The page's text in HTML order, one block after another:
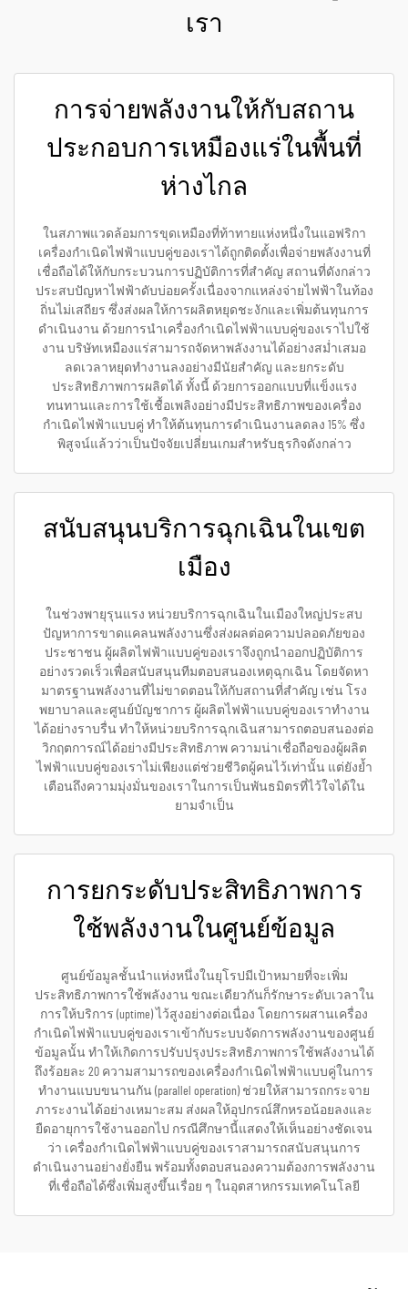
เรา
การจ่ายพลังงานให้กับสถาน
ประกอบการเหมืองแร่ในพื้นที่
ห่างไกล
ในสภาพแวดล้อมการขุดเหมืองที่ท้าทายแห่งหนึ่งในแอฟริกา
เครื่องกำเนิดไฟฟ้าแบบคู่ของเราได้ถูกติดตั้งเพื่อจ่ายพลังงานที่
เชื่อถือได้ให้กับกระบวนการปฏิบัติการที่สำคัญ สถานที่ดังกล่าว
ประสบปัญหาไฟฟ้าดับบ่อยครั้งเนื่องจากแหล่งจ่ายไฟฟ้าในท้อง
ถิ่นไม่เสถียร ซึ่งส่งผลให้การผลิตหยุดชะงักและเพิ่มต้นทุนการ
ดำเนินงาน ด้วยการนำเครื่องกำเนิดไฟฟ้าแบบคู่ของเราไปใช้
งาน บริษัทเหมืองแร่สามารถจัดหาพลังงานได้อย่างสม่ำเสมอ
ลดเวลาหยุดทำงานลงอย่างมีนัยสำคัญ และยกระดับ
ประสิทธิภาพการผลิตได้ ทั้งนี้ ด้วยการออกแบบที่แข็งแรง
ทนทานและการใช้เชื้อเพลิงอย่างมีประสิทธิภาพของเครื่อง
กำเนิดไฟฟ้าแบบคู่ ทำให้ต้นทุนการดำเนินงานลดลง 15% ซึ่ง
พิสูจน์แล้วว่าเป็นปัจจัยเปลี่ยนเกมสำหรับธุรกิจดังกล่าว
สนับสนุนบริการฉุกเฉินในเขต
เมือง
ในช่วงพายุรุนแรง หน่วยบริการฉุกเฉินในเมืองใหญ่ประสบ
ปัญหาการขาดแคลนพลังงานซึ่งส่งผลต่อความปลอดภัยของ
ประชาชน ผู้ผลิตไฟฟ้าแบบคู่ของเราจึงถูกนำออกปฏิบัติการ
อย่างรวดเร็วเพื่อสนับสนุนทีมตอบสนองเหตุฉุกเฉิน โดยจัดหา
มาตรฐานพลังงานที่ไม่ขาดตอนให้กับสถานที่สำคัญ เช่น โรง
พยาบาลและศูนย์บัญชาการ ผู้ผลิตไฟฟ้าแบบคู่ของเราทำงาน
ได้อย่างราบรื่น ทำให้หน่วยบริการฉุกเฉินสามารถตอบสนองต่อ
วิกฤตการณ์ได้อย่างมีประสิทธิภาพ ความน่าเชื่อถือของผู้ผลิต
ไฟฟ้าแบบคู่ของเราไม่เพียงแต่ช่วยชีวิตผู้คนไว้เท่านั้น แต่ยังย้ำ
เตือนถึงความมุ่งมั่นของเราในการเป็นพันธมิตรที่ไว้ใจได้ใน
ยามจำเป็น
การยกระดับประสิทธิภาพการ
ใช้พลังงานในศูนย์ข้อมูล
ศูนย์ข้อมูลชั้นนำแห่งหนึ่งในยุโรปมีเป้าหมายที่จะเพิ่ม
ประสิทธิภาพการใช้พลังงาน ขณะเดียวกันก็รักษาระดับเวลาใน
การให้บริการ (uptime) ไว้สูงอย่างต่อเนื่อง โดยการผสานเครื่อง
กำเนิดไฟฟ้าแบบคู่ของเราเข้ากับระบบจัดการพลังงานของศูนย์
ข้อมูลนั้น ทำให้เกิดการปรับปรุงประสิทธิภาพการใช้พลังงานได้
ถึงร้อยละ 20 ความสามารถของเครื่องกำเนิดไฟฟ้าแบบคู่ในการ
ทำงานแบบขนานกัน (parallel operation) ช่วยให้สามารถกระจาย
ภาระงานได้อย่างเหมาะสม ส่งผลให้อุปกรณ์สึกหรอน้อยลงและ
ยืดอายุการใช้งานออกไป กรณีศึกษานี้แสดงให้เห็นอย่างชัดเจน
ว่า เครื่องกำเนิดไฟฟ้าแบบคู่ของเราสามารถสนับสนุนการ
ดำเนินงานอย่างยั่งยืน พร้อมทั้งตอบสนองความต้องการพลังงาน
ที่เชื่อถือได้ซึ่งเพิ่มสูงขึ้นเรื่อย ๆ ในอุตสาหกรรมเทคโนโลยี